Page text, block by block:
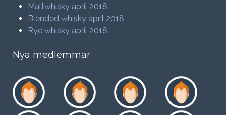
Maltwhisky april 2018
Blended whisky april 2018
Rye whisky april 2018
Nya medlemmar